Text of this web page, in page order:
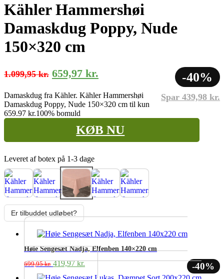
Kähler Hammershøi
Damaskdug Poppy, Nude
150×320 cm
1.099,95kr. Den
pris
var:
1.099,95 kr..
659,97 kr.
pris
659,97 kr..
-40%
Spar 439,98 kr.
Damaskdug fra Kähler. Kähler Hammershøi
Damaskdug Poppy, Nude 150×320 cm til kun
659.97 kr.100% bomuld
KØB NU
Leveret af botex på 1-3 dage
Er tilbuddet udløbet?
Høie Sengesæt Nadja, Elfenben 140×220 cm
699,95kr. Den
419,97kr.Den
-40%